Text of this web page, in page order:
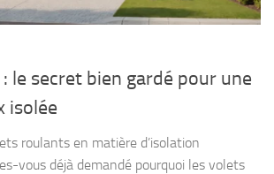
le secret bien gardé pour une
isolée
roulants en matière d’isolation
vous déjà demandé pourquoi les volets